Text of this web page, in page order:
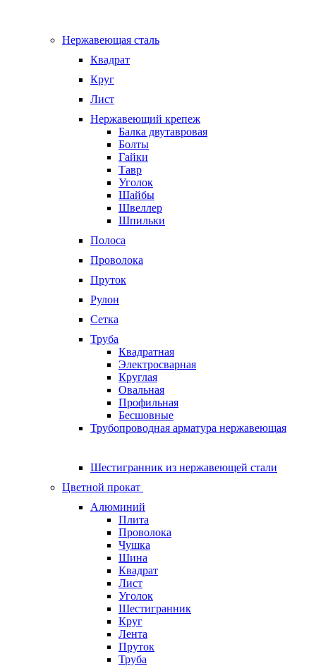
Нержавеющая сталь
Квадрат
Круг
Лист
Нержавеющий крепеж
Балка двутавровая
Болты
Гайки
Тавр
Уголок
Шайбы
Швеллер
Шпильки
Полоса
Проволока
Пруток
Рулон
Сетка
Труба
Квадратная
Электросварная
Круглая
Овальная
Профильная
Бесшовные
Трубопроводная арматура нержавеющая
Шестигранник из нержавеющей стали
Цветной прокат
Алюминий
Плита
Проволока
Чушка
Шина
Квадрат
Лист
Уголок
Шестигранник
Круг
Лента
Пруток
Труба